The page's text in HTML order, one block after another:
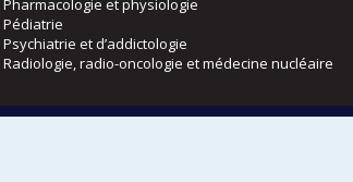
Pharmacologie et physiologie
Pédiatrie
Psychiatrie et d’addictologie
Radiologie, radio-oncologie et médecine nucléaire